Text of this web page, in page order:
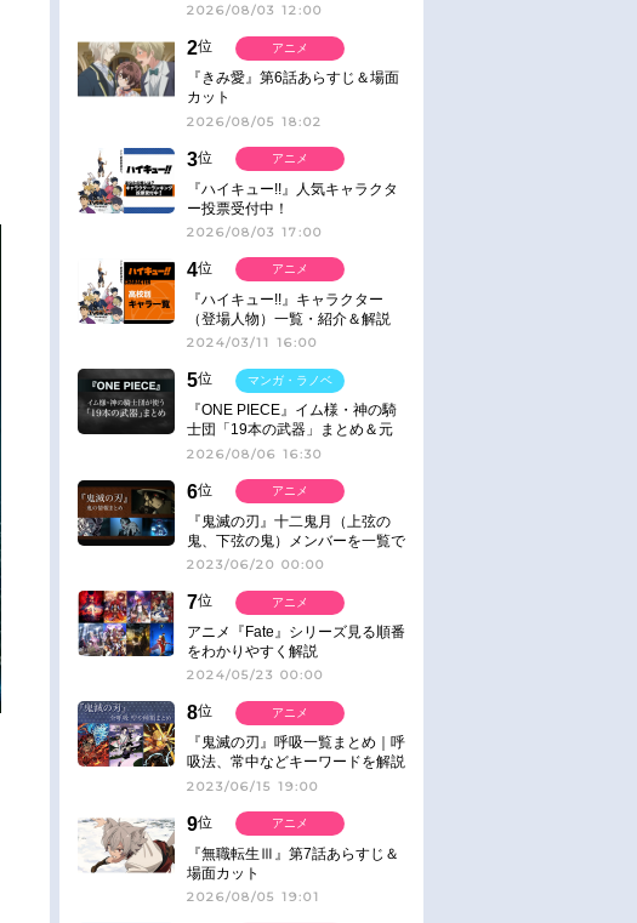
2026/08/03 12:00
2位
『きみ愛』第6話あらすじ＆場面
カット
2026/08/05 18:02
アニメ
3位
『ハイキュー!!』人気キャラクタ
ー投票受付中！
2026/08/03 17:00
アニメ
4位
『ハイキュー!!』キャラクター
（登場人物）一覧・紹介＆解説
2024/03/11 16:00
アニメ
5位
『ONE PIECE』イム様・神の騎
士団「19本の武器」まとめ＆元
ネタ
2026/08/06 16:30
マンガ・ラノベ
6位
『鬼滅の刃』十二鬼月（上弦の
鬼、下弦の鬼）メンバーを一覧で
紹介＆解説（登場鬼の情報まと
2023/06/20 00:00
アニメ
7位
アニメ『Fate』シリーズ見る順番
をわかりやすく解説
2024/05/23 00:00
アニメ
8位
『鬼滅の刃』呼吸一覧まとめ｜呼
吸法、常中などキーワードを解説
2023/06/15 19:00
アニメ
9位
『無職転生Ⅲ』第7話あらすじ＆
場面カット
2026/08/05 19:01
アニメ